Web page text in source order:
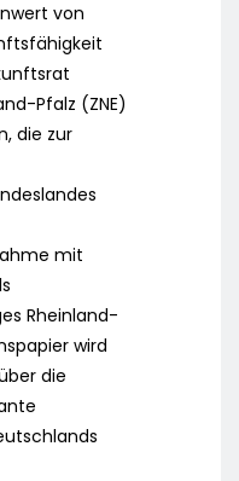
von
Pfalz (ZNE)
die zur
mit
Rheinland-
wird
die